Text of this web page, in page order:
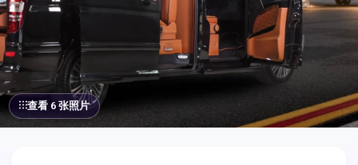
查看 6 张照片